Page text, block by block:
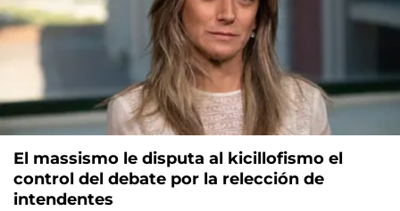
El massismo le disputa al kicillofismo el
control del debate por la relección de
intendentes